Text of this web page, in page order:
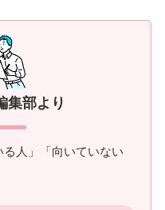
集部より
人」「向いていない